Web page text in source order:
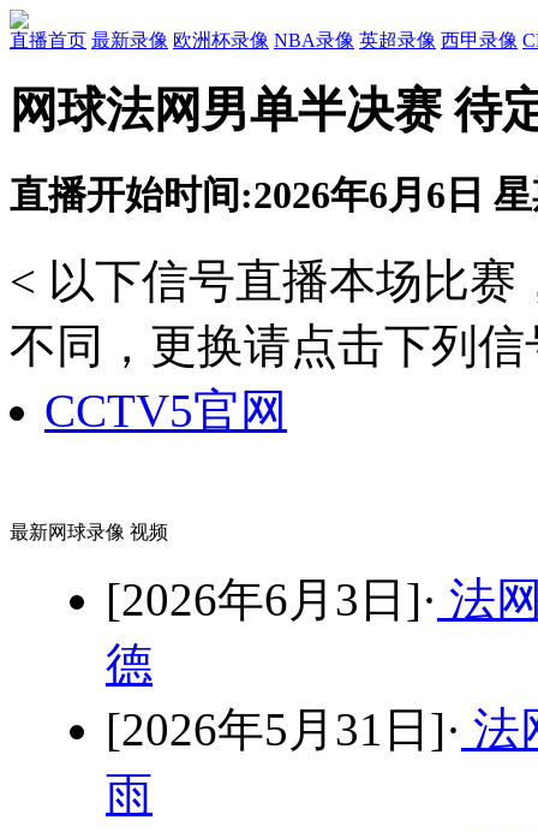
直播首页 最新录像 欧洲杯录像 NBA录像 英超录像 西甲录像
网球法网男单半决赛 待
直播开始时间:2026年6月6日
< 以下信号直播本场比
不同，更换请点击下列信
CCTV5官网
最新网球录像 视频
[2026年6月3日]· 法
德
[2026年5月31日]· 法
雨